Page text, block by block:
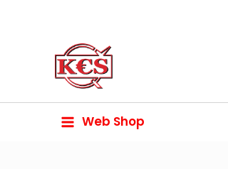
Web Shop